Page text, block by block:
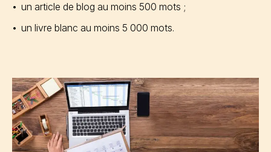
un article de blog au moins 500 mots ;
un livre blanc au moins 5 000 mots.